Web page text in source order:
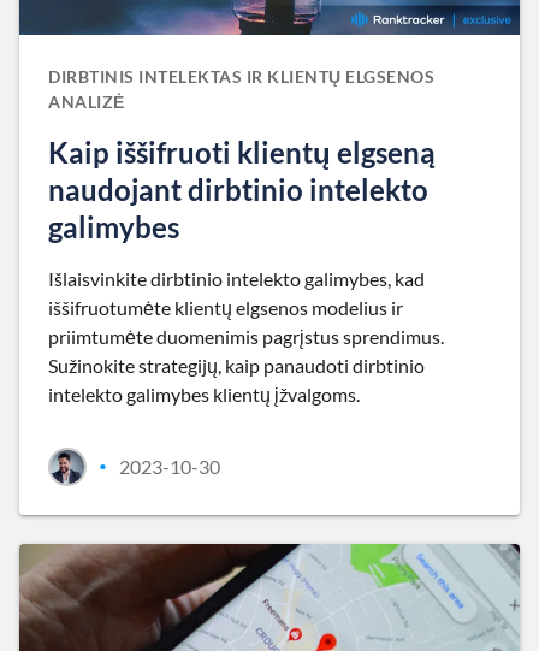
DIRBTINIS INTELEKTAS IR KLIENTŲ ELGSENOS
ANALIZĖ
Kaip iššifruoti klientų elgseną
naudojant dirbtinio intelekto
galimybes
Išlaisvinkite dirbtinio intelekto galimybes, kad
iššifruotumėte klientų elgsenos modelius ir
priimtumėte duomenimis pagrįstus sprendimus.
Sužinokite strategijų, kaip panaudoti dirbtinio
intelekto galimybes klientų įžvalgoms.
• 2023-10-30